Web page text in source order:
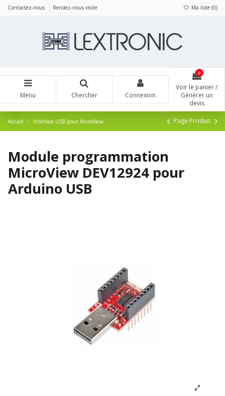
Contactez-nous Rendez-nous visite Ma liste (0)
Menu Chercher Connexion
0
Voir le panier /
Générer un
devis
Accueil Interface USB pour MicroView Page Produit
Module programmation
MicroView DEV12924 pour
Arduino USB
Panneau de gestion des cookies